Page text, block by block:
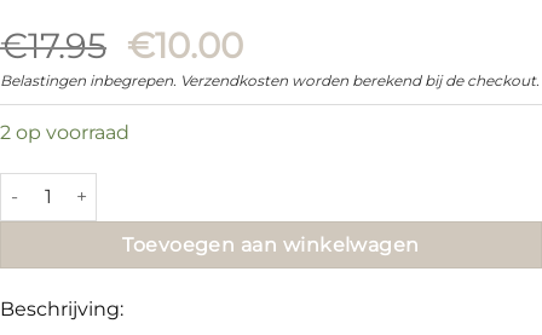
€17.95 Oorspronkelijke
prijs
was:
€17.95.
€10.00Huidige
prijs
is:
Belastingen inbegrepen. Verzendkosten worden berekend bij de checkout.
2 op voorraad
Lia L ~ Rood aantal
Toevoegen aan winkelwagen
Beschrijving: